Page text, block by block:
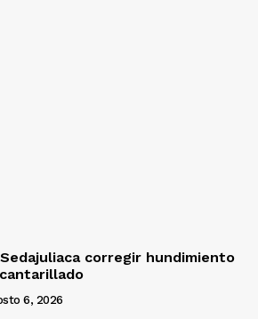
corregir hundimiento
6, 2026